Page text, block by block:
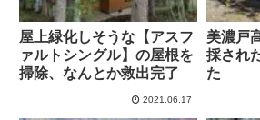
屋上緑化しそうな【アスフ
ァルトシングル】の屋根を
掃除、なんとか救出完了
2021.06.17
美濃戸
採され
た